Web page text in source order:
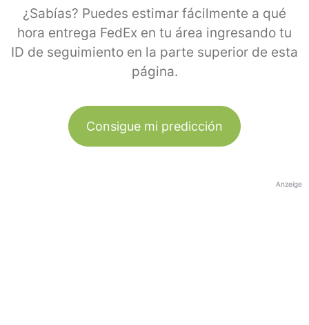
¿Sabías? Puedes estimar fácilmente a qué
hora entrega FedEx en tu área ingresando tu
ID de seguimiento en la parte superior de esta
página.
Consigue mi predicción
Anzeige